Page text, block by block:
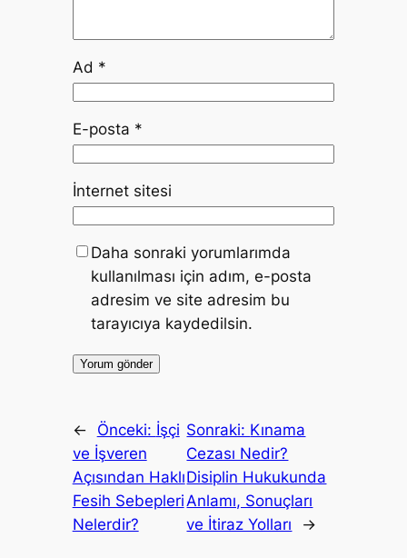
Ad *
E-posta *
İnternet sitesi
Daha sonraki yorumlarımda
kullanılması için adım, e-posta
adresim ve site adresim bu
tarayıcıya kaydedilsin.
← Önceki: İşçi
ve İşveren
Açısından Haklı
Fesih Sebepleri
Nelerdir?
Sonraki: Kınama
Cezası Nedir?
Disiplin Hukukunda
Anlamı, Sonuçları
ve İtiraz Yolları
→